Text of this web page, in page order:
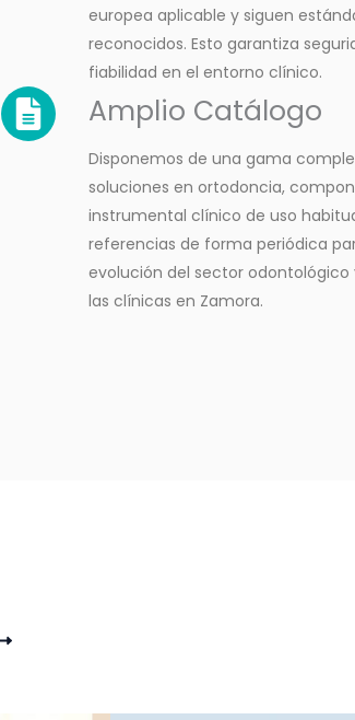
europea aplicable y siguen
reconocidos. Esto garantiza
fiabilidad en el entorno clínico.
Amplio Catálogo
Disponemos de una gama
soluciones en ortodoncia,
instrumental clínico de uso
referencias de forma periódica
evolución del sector odontológico
las clínicas en Zamora.